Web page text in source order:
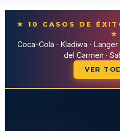
★ 10 CASOS DE
★
Coca-Cola · Kladiwa · Langer
del Carmen ·
VER